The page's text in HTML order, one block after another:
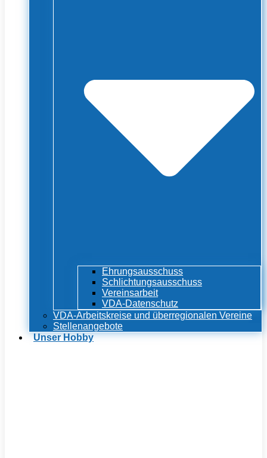
Ehrungsausschuss
Schlichtungsausschuss
Vereinsarbeit
VDA-Datenschutz
VDA-Arbeitskreise und überregionalen Vereine
Stellenangebote
Unser Hobby